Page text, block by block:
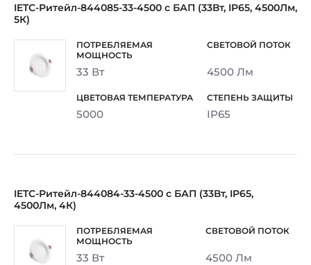
IETC-Ритейл-844085-33-4500 с БАП (33Вт, IP65, 4500Лм,
5К)
33 Вт 4500 Лм
5000 IP65
IETC-Ритейл-844084-33-4500 с БАП (33Вт, IP65,
4500Лм, 4К)
33 Вт 4500 Лм